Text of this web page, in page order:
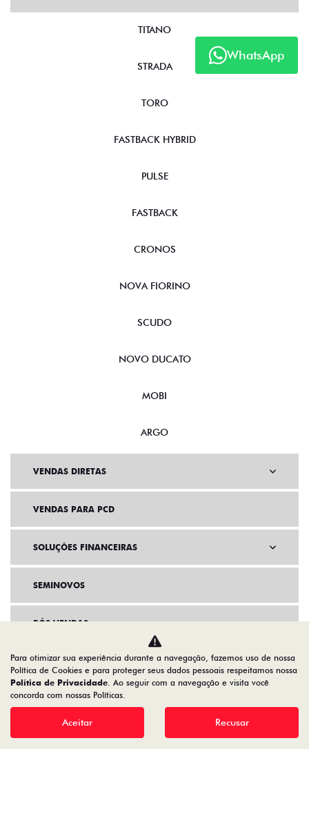
WhatsApp
TITANO
STRADA
TORO
FASTBACK HYBRID
PULSE
FASTBACK
CRONOS
NOVA FIORINO
SCUDO
NOVO DUCATO
MOBI
ARGO
VENDAS DIRETAS
VENDAS PARA PCD
SOLUÇÕES FINANCEIRAS
SEMINOVOS
PÓS VENDAS
INSTITUCIONAL
AGENDE UM TEST DRIVE
Para otimizar sua experiência durante a navegação, fazemos uso de nossa
Política de Cookies e para proteger seus dados pessoais respeitamos nossa
Política de Privacidade. Ao seguir com a navegação e visita você
concorda com nossas Políticas.
Aceitar Recusar